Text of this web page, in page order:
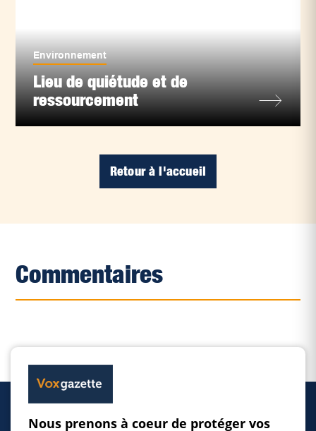
Environnement
Lieu de quiétude et de
ressourcement
Retour à l'accueil
Commentaires
Nous prenons à coeur de protéger vos